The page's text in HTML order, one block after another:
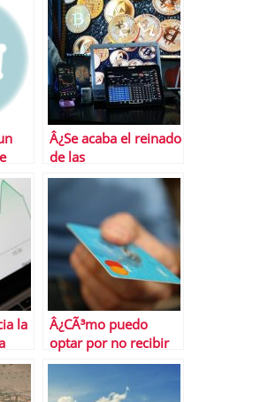
Â¿Se acaba el reinado
de las
criptomonedas?
la
Â¿CÃ³mo puedo
optar por no recibir
ofertas de tarjetas de
crÃ©dito?